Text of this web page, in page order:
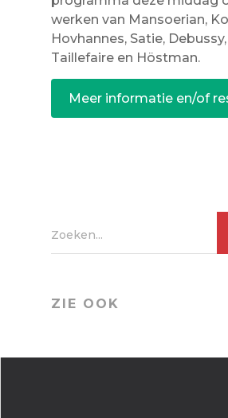
werken van Mansoerian,
Hovhannes, Satie,
Taillefaire en Höstman.
Meer informatie en/of
Zoeken...
ZIE OOK